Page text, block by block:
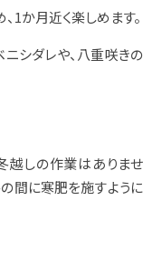
1か月近く楽しめます。
シダレや、八重咲きの
越しの作業はありませ
間に寒肥を施すように